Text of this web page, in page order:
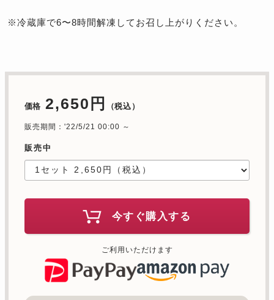
※冷蔵庫で6〜8時間解凍してお召し上がりください。
価格 2,650円 （税込）
販売期間：'22/5/21 00:00 ～
販売中
今すぐ購入する
ご利用いただけます